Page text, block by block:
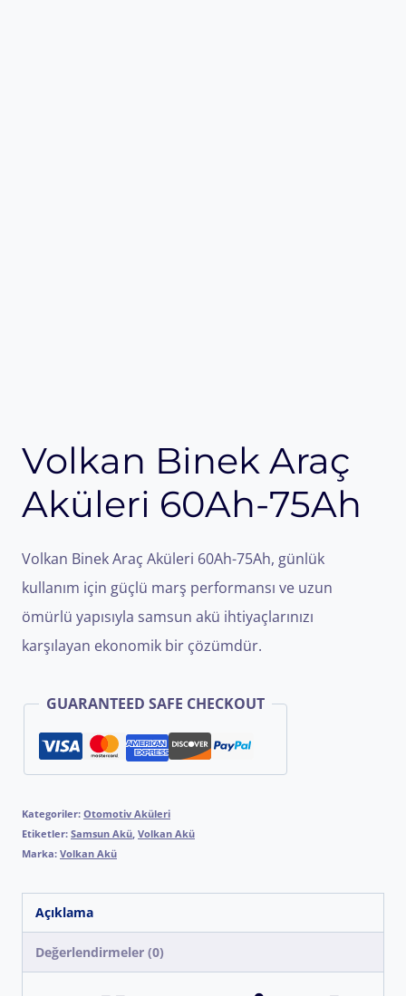
Volkan Binek Araç
Aküleri 60Ah-75Ah
Volkan Binek Araç Aküleri 60Ah-75Ah, günlük
kullanım için güçlü marş performansı ve uzun
ömürlü yapısıyla samsun akü ihtiyaçlarınızı
karşılayan ekonomik bir çözümdür.
GUARANTEED SAFE CHECKOUT
Kategoriler: Otomotiv Aküleri
Etiketler: Samsun Akü, Volkan Akü
Marka: Volkan Akü
Açıklama
Değerlendirmeler (0)